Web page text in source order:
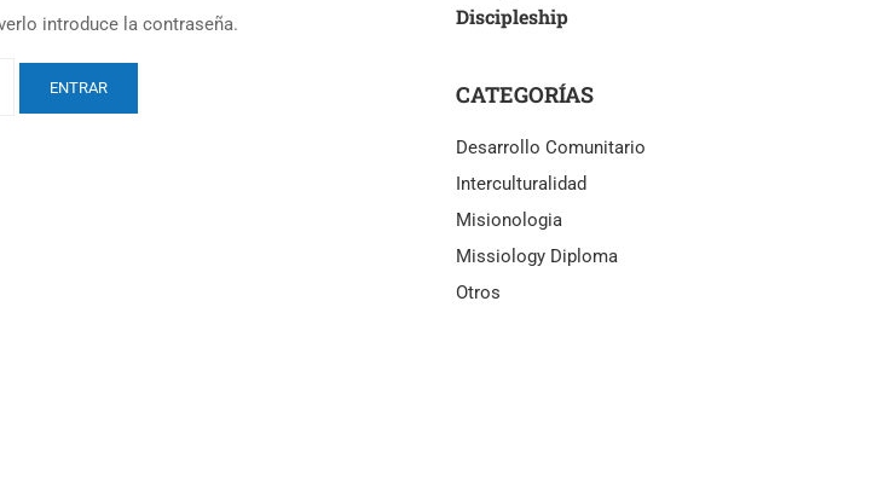
introduce la contraseña.
Discipleship
CATEGORÍAS
Desarrollo Comunitario
Interculturalidad
Misionologia
Missiology Diploma
Otros